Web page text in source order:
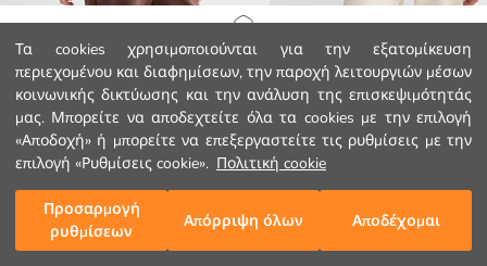
Τα cookies χρησιμοποιούνται για την εξατομίκευση
περιεχομένου και διαφημίσεων, την παροχή λειτουργιών μέσων
κοινωνικής δικτύωσης και την ανάλυση της επισκεψιμότητάς
μας. Μπορείτε να αποδεχτείτε όλα τα cookies με την επιλογή
«Αποδοχή» ή μπορείτε να επεξεργαστείτε τις ρυθμίσεις με την
επιλογή «Ρυθμίσεις cookie». Πολιτική cookie
Προσαρμογή
ρυθμίσεων
Απόρριψη όλων Αποδέχομαι
Αρχική Σελίδα
Κατηγορίες
Το Καλάθι μου
Φούτερ με γιακά πόλο για γυναίκες
19.99 EUR
17.99 EUR
1 /